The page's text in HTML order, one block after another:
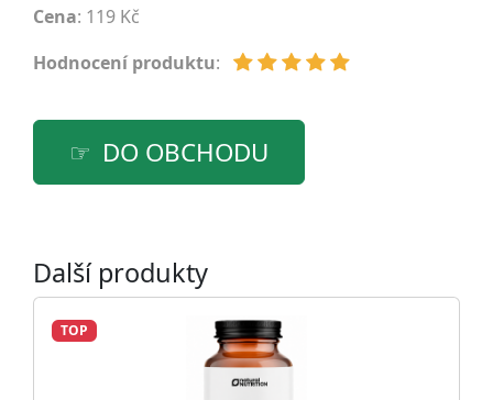
Cena: 119 Kč
Hodnocení produktu:
DO OBCHODU
Další produkty
TOP